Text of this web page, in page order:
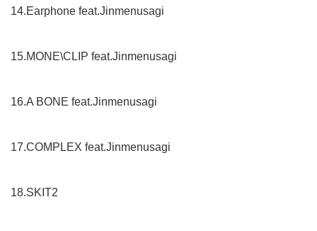
14.Earphone feat.Jinmenusagi
15.MONE\CLIP feat.Jinmenusagi
16.A BONE feat.Jinmenusagi
17.COMPLEX feat.Jinmenusagi
18.SKIT2